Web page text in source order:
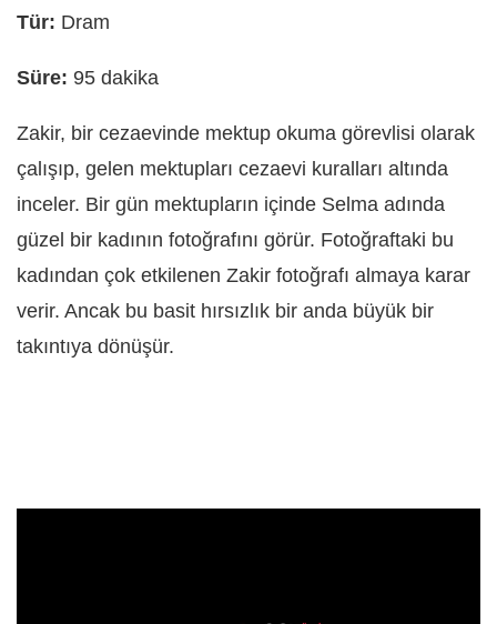
Tür: Dram
Süre: 95 dakika
Zakir, bir cezaevinde mektup okuma görevlisi olarak
çalışıp, gelen mektupları cezaevi kuralları altında
inceler. Bir gün mektupların içinde Selma adında
güzel bir kadının fotoğrafını görür. Fotoğraftaki bu
kadından çok etkilenen Zakir fotoğrafı almaya karar
verir. Ancak bu basit hırsızlık bir anda büyük bir
takıntıya dönüşür.